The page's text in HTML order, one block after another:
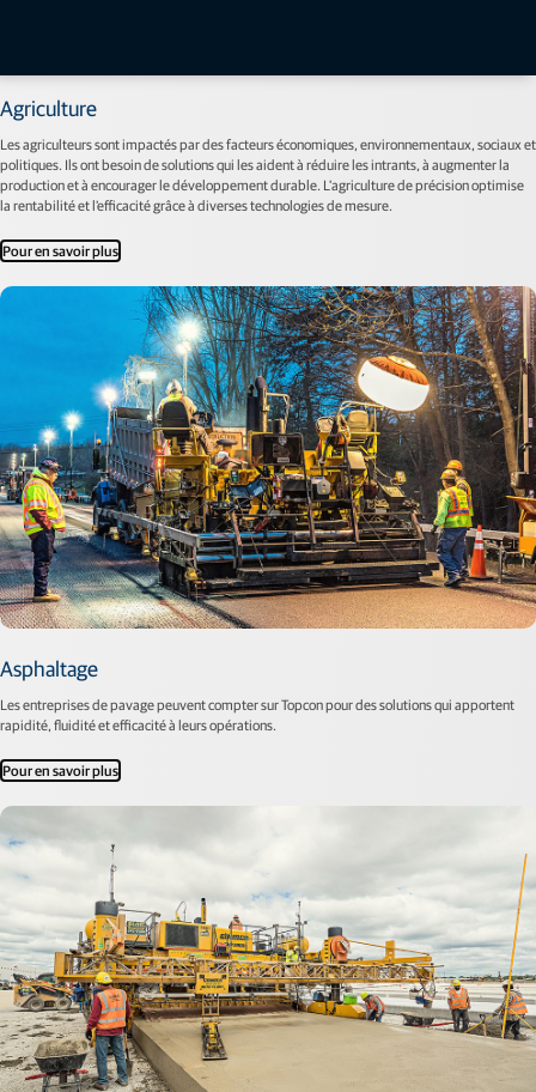
Agriculture
Les agriculteurs sont impactés par des facteurs économiques, environnementaux, sociaux et
politiques. Ils ont besoin de solutions qui les aident à réduire les intrants, à augmenter la
production et à encourager le développement durable. L'agriculture de précision optimise
la rentabilité et l'efficacité grâce à diverses technologies de mesure.
Pour en savoir plus
Asphaltage
Les entreprises de pavage peuvent compter sur Topcon pour des solutions qui apportent
rapidité, fluidité et efficacité à leurs opérations.
Pour en savoir plus